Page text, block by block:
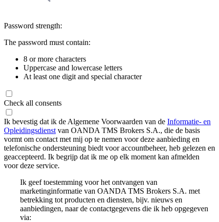
Password strength:
The password must contain:
8 or more characters
Uppercase and lowercase letters
At least one digit and special character
Check all consents
Ik bevestig dat ik de Algemene Voorwaarden van de Informatie- en
Opleidingsdienst van OANDA TMS Brokers S.A., die de basis
vormt om contact met mij op te nemen voor deze aanbieding en
telefonische ondersteuning biedt voor accountbeheer, heb gelezen en
geaccepteerd. Ik begrijp dat ik me op elk moment kan afmelden
voor deze service.
Ik geef toestemming voor het ontvangen van
marketinginformatie van OANDA TMS Brokers S.A. met
betrekking tot producten en diensten, bijv. nieuws en
aanbiedingen, naar de contactgegevens die ik heb opgegeven
via: